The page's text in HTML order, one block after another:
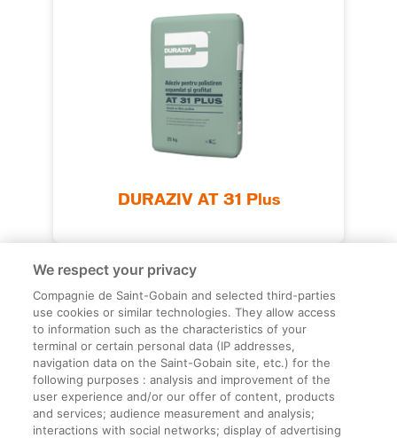
DURAZIV AT 31 Plus
Informații legale
Termeni și condiții
We respect your privacy
Compagnie de Saint-Gobain and selected third-parties
use cookies or similar technologies. They allow access
to information such as the characteristics of your
terminal or certain personal data (IP addresses,
navigation data on the Saint-Gobain site, etc.) for the
following purposes : analysis and improvement of the
user experience and/or our offer of content, products
and services; audience measurement and analysis;
interactions with social networks; display of advertising